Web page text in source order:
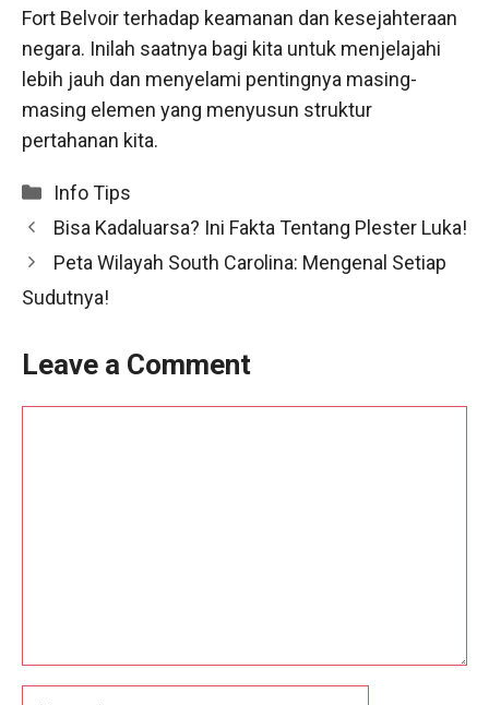
Fort Belvoir terhadap keamanan dan kesejahteraan
negara. Inilah saatnya bagi kita untuk menjelajahi
lebih jauh dan menyelami pentingnya masing-
masing elemen yang menyusun struktur
pertahanan kita.
Categories
Info Tips
Bisa Kadaluarsa? Ini Fakta Tentang Plester Luka!
Peta Wilayah South Carolina: Mengenal Setiap
Sudutnya!
Leave a Comment